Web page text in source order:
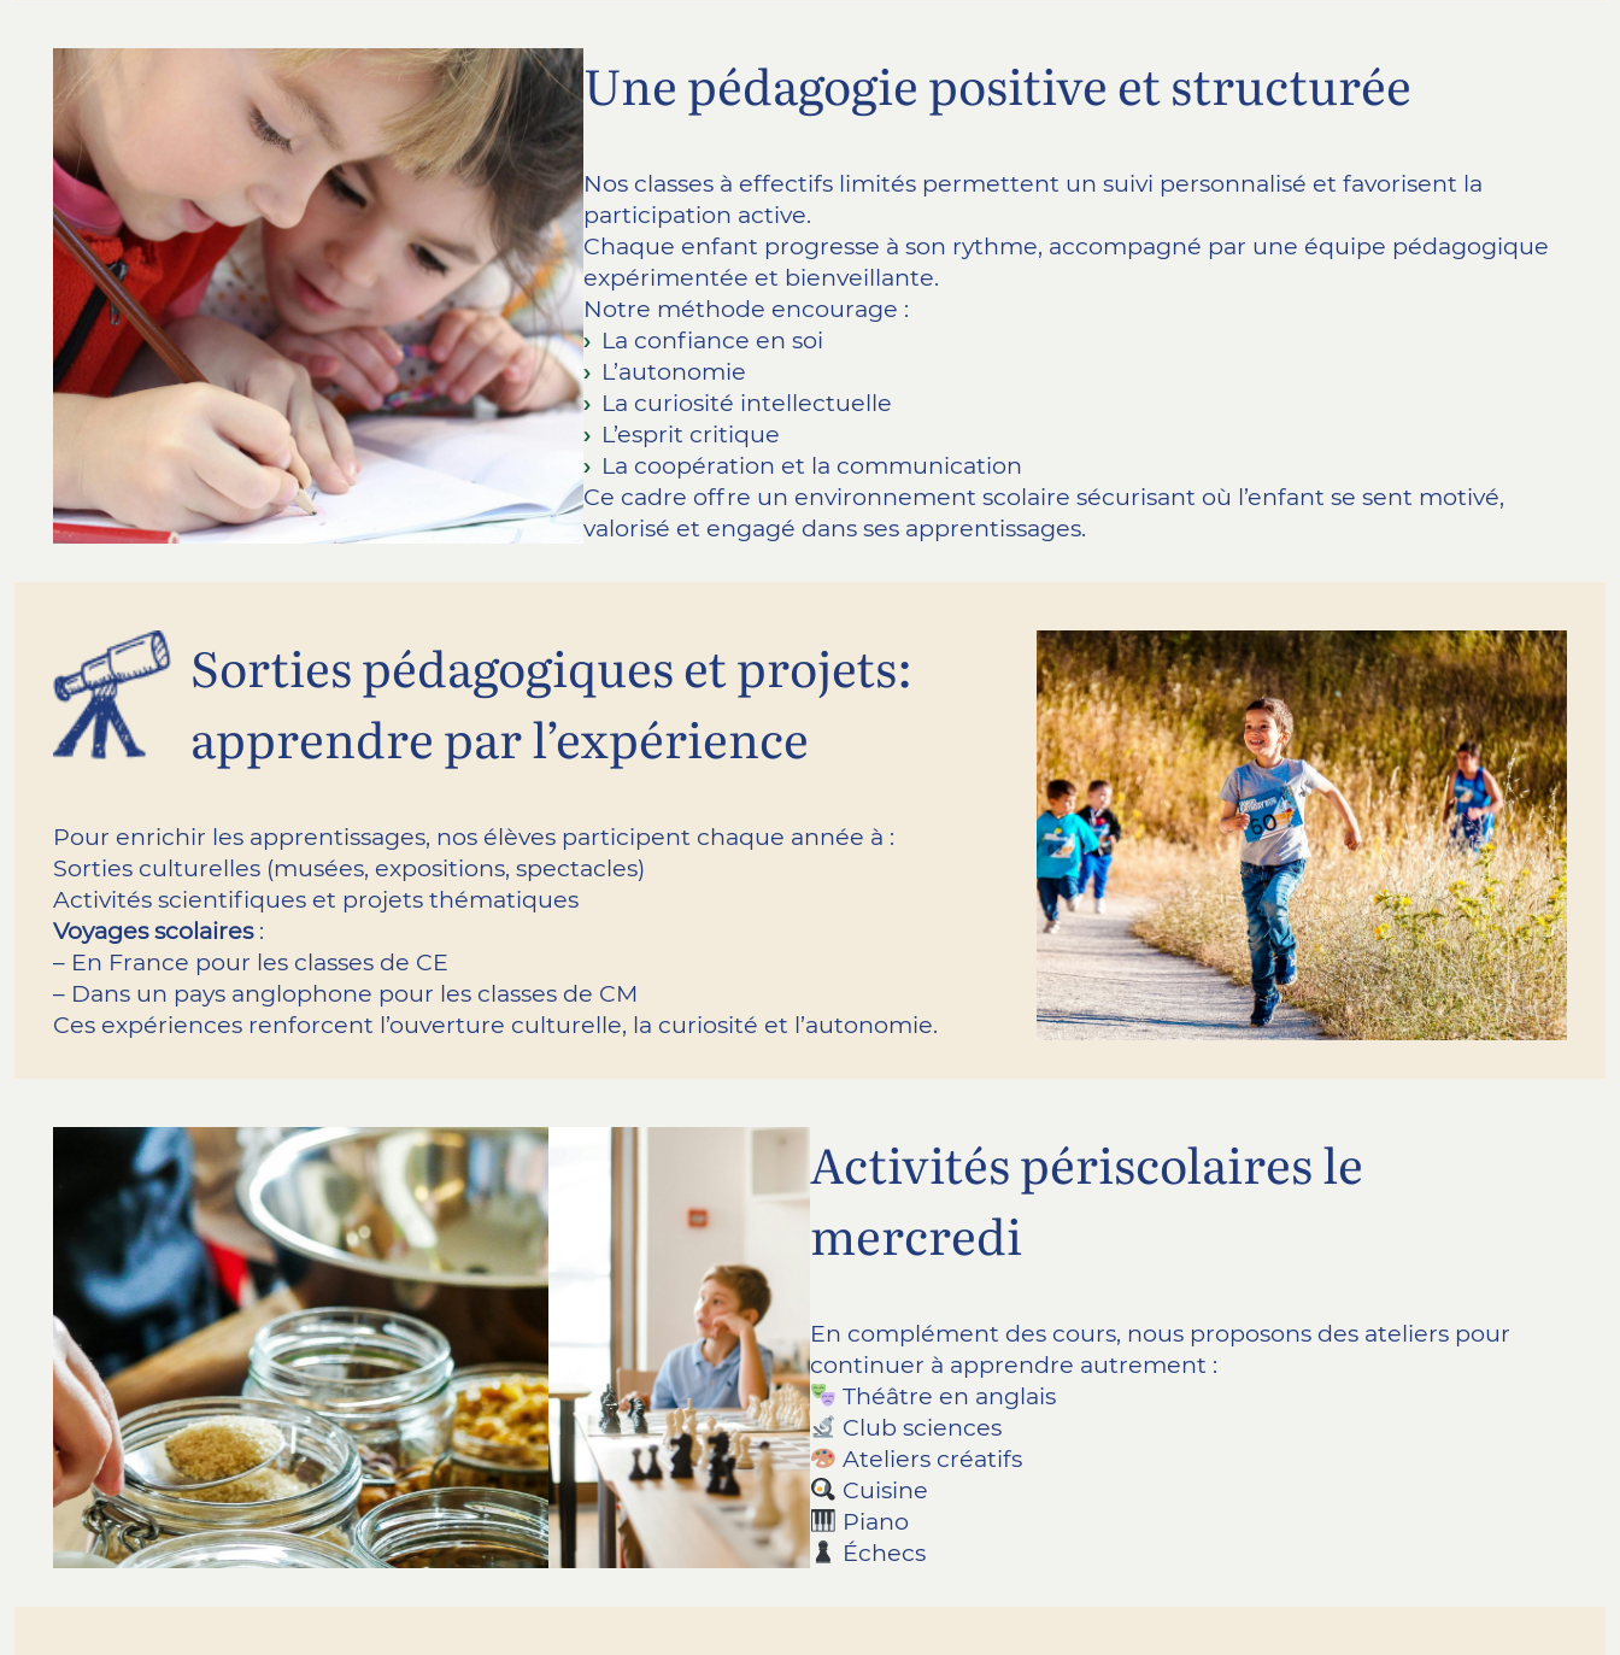
Une pédagogie positive et structurée
Nos classes à effectifs limités permettent un suivi personnalisé et favorisent la
participation active.
Chaque enfant progresse à son rythme, accompagné par une équipe pédagogique
expérimentée et bienveillante.
Notre méthode encourage :
La confiance en soi
L’autonomie
La curiosité intellectuelle
L’esprit critique
La coopération et la communication
Ce cadre offre un environnement scolaire sécurisant où l’enfant se sent motivé,
valorisé et engagé dans ses apprentissages.
Sorties pédagogiques et projets:
apprendre par l’expérience
Pour enrichir les apprentissages, nos élèves participent chaque année à :
Sorties culturelles (musées, expositions, spectacles)
Activités scientifiques et projets thématiques
Voyages scolaires :
– En France pour les classes de CE
– Dans un pays anglophone pour les classes de CM
Ces expériences renforcent l’ouverture culturelle, la curiosité et l’autonomie.
Activités périscolaires le
mercredi
En complément des cours, nous proposons des ateliers pour
continuer à apprendre autrement :
Théâtre en anglais
Club sciences
Ateliers créatifs
Cuisine
Piano
Échecs